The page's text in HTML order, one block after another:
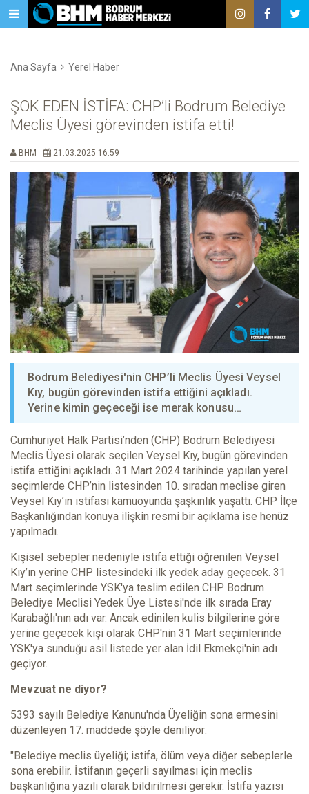
Ana Sayfa Yerel Haber
ŞOK EDEN İSTİFA: CHP’li Bodrum Belediye
Meclis Üyesi görevinden istifa etti!
BHM 21.03.2025 16:59
Bodrum Belediyesi'nin CHP’li Meclis Üyesi Veysel
Kıy, bugün görevinden istifa ettiğini açıkladı.
Yerine kimin geçeceği ise merak konusu…
Cumhuriyet Halk Partisi’nden (CHP) Bodrum Belediyesi
Meclis Üyesi olarak seçilen Veysel Kıy, bugün görevinden
istifa ettiğini açıkladı. 31 Mart 2024 tarihinde yapılan yerel
seçimlerde CHP’nin listesinden 10. sıradan meclise giren
Veysel Kıy’ın istifası kamuoyunda şaşkınlık yaşattı. CHP İlçe
Başkanlığından konuya ilişkin resmi bir açıklama ise henüz
yapılmadı.
Kişisel sebepler nedeniyle istifa ettiği öğrenilen Veysel
Kıy’ın yerine CHP listesindeki ilk yedek aday geçecek. 31
Mart seçimlerinde YSK'ya teslim edilen CHP Bodrum
Belediye Meclisi Yedek Üye Listesi'nde ilk sırada Eray
Karabağlı'nın adı var. Ancak edinilen kulis bilgilerine göre
yerine geçecek kişi olarak CHP'nin 31 Mart seçimlerinde
YSK'ya sunduğu asil listede yer alan İdil Ekmekçi'nin adı
geçiyor.
Mevzuat ne diyor?
5393 sayılı Belediye Kanunu'nda Üyeliğin sona ermesini
düzenleyen 17. maddede şöyle deniliyor:
"Belediye meclis üyeliği; istifa, ölüm veya diğer sebeplerle
sona erebilir. İstifanın geçerli sayılması için meclis
başkanlığına yazılı olarak bildirilmesi gerekir. İstifa yazısı